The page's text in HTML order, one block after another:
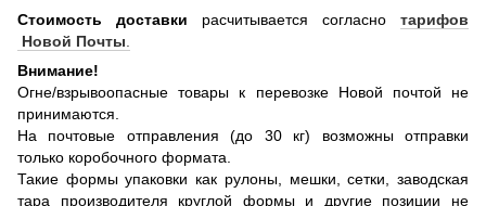
Стоимость доставки расчитывается согласно тарифов
Новой Почты.
Внимание!
Огне/взрывоопасные товары к перевозке Новой почтой не
принимаются.
На почтовые отправления (до 30 кг) возможны отправки
только коробочного формата.
Такие формы упаковки как рулоны, мешки, сетки, заводская
тара производителя круглой формы и другие позиции не